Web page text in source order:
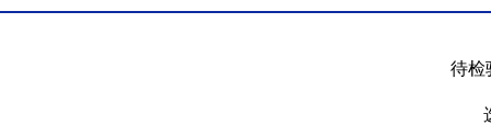
待检